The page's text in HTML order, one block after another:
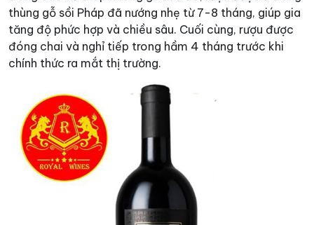
thùng gỗ sồi Pháp đã nướng nhẹ từ 7-8 tháng, giúp gia
tăng độ phức hợp và chiều sâu. Cuối cùng, rượu được
đóng chai và nghỉ tiếp trong hầm 4 tháng trước khi
chính thức ra mắt thị trường.